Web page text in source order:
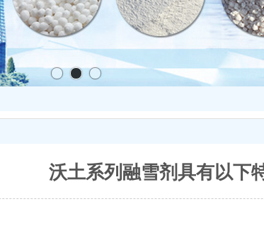
沃土系列融雪剂具有以下